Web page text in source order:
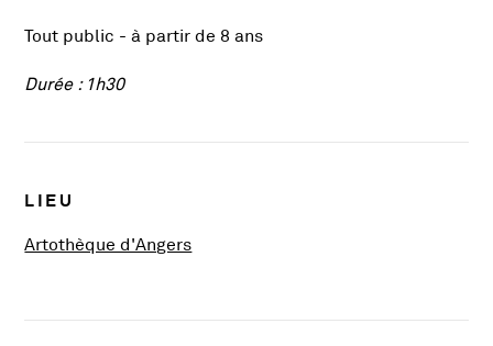
Tout public - à partir de 8 ans
Durée : 1h30
LIEU
Artothèque d'Angers, Ouvre une nouvelle fenêtre